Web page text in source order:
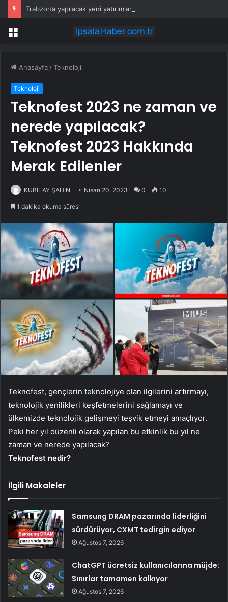
Trabzon’a yapılacak yeni yatırımlar imza altına alındı
Menü
Anasayfa /Teknoloji
Teknoloji
Teknofest 2023 ne zaman ve
nerede yapılacak?
Teknofest 2023 Hakkında
Merak Edilenler
KUBİLAY ŞAHİN Nisan 20, 2023 0 10
1 dakika okuma süresi
Teknofest, gençlerin teknolojiye olan ilgilerini artırmayı,
teknolojik yenilikleri keşfetmelerini sağlamayı ve
ülkemizde teknolojik gelişmeyi teşvik etmeyi amaçlıyor.
Peki her yıl düzenli olarak yapılan bu etkinlik bu yıl ne
zaman ve nerede yapılacak?
Teknofest nedir?
İlgili Makaleler
Samsung DRAM pazarında liderliğini
sürdürüyor, CXMT tedirgin ediyor
Ağustos 7, 2026
ChatGPT ücretsiz kullanıcılarına müjde:
Sınırlar tamamen kalkıyor
Ağustos 7, 2026